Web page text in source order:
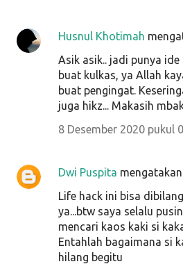
Husnul Khotimah
Asik asik.. jadi punya
buat kulkas, ya Allah
buat pengingat.
juga hikz... Makasih
8 Desember 2020 pukul
Dwi Puspita
Life hack ini bisa
ya...btw saya selalu
mencari kaos kaki si
Entahlah bagaimana si
hilang begitu